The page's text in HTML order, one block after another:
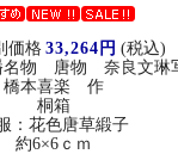
価格 33,264円 (税込)
物 唐物 奈良文琳
橋本喜楽 作
桐箱
：花色唐草緞子
約6×6ｃｍ